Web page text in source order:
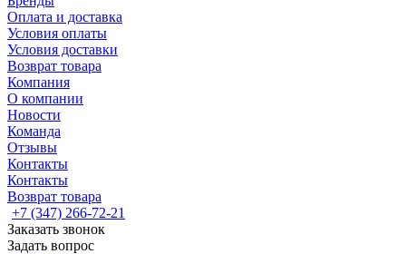
Оплата и доставка
Условия оплаты
Условия доставки
Возврат товара
Компания
О компании
Новости
Команда
Отзывы
Контакты
Контакты
Возврат товара
+7 (347) 266-72-21
Заказать звонок
Задать вопрос